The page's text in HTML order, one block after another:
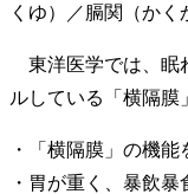
くゆ）／膈関（かく
東洋医学では、眠
ルしている「横隔膜
・「横隔膜」の機
・胃が重く、暴飲